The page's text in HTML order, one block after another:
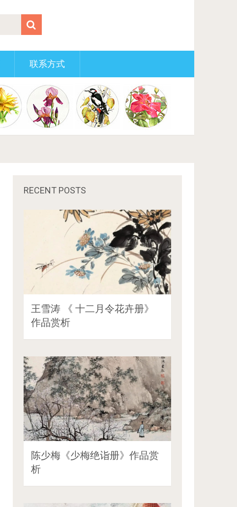
联系方式
RECENT POSTS
王雪涛 《 十二月令花卉册》
作品赏析
陈少梅《少梅绝诣册》作品赏
析